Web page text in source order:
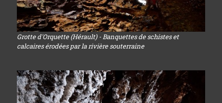
Grotte d'Orquette (Hérault) - Banquettes de schistes et
calcaires érodées par la rivière souterraine